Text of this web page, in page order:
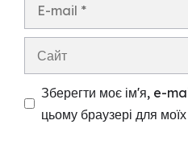
Зберегти моє ім'я, e-
цьому браузері для